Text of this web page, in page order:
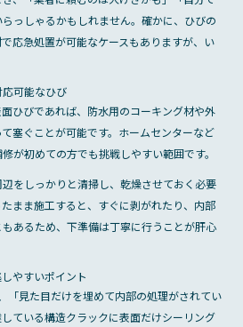
っしゃるかもしれません。確かに、ひびの
応急処置が可能なケースもありますが、い
可能なひび
ひびであれば、防水用のコーキング材や外
塞ぐことが可能です。ホームセンターなど
が初めての方でも挑戦しやすい範囲です。
をしっかりと清掃し、乾燥させておく必要
まま施工すると、すぐに剥がれたり、内部
あるため、下準備は丁寧に行うことが肝心
やすいポイント
「見た目だけを埋めて内部の処理がされてい
ている構造クラックに表面だけシーリング